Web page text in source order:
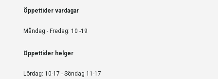
Öppettider vardagar
Måndag - Fredag: 10 -19
Öppettider helger
Lördag: 10-17 - Söndag 11-17